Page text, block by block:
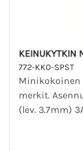
772-KK0-SPST
Minikokoinen
merkit.
(lev. 3.7mm)